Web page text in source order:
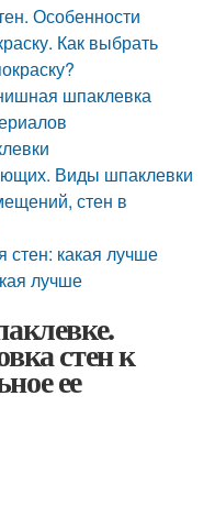
Особенности
Как выбрать
шпаклевка
Виды шпаклевки
стен в
стен: какая лучше
лучше
стен к
ее